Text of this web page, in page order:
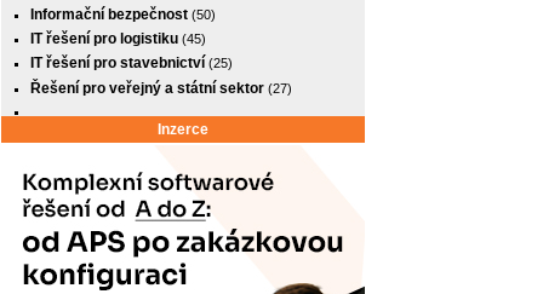
Informační bezpečnost (50)
IT řešení pro logistiku (45)
IT řešení pro stavebnictví (25)
Řešení pro veřejný a státní sektor (27)
Inzerce